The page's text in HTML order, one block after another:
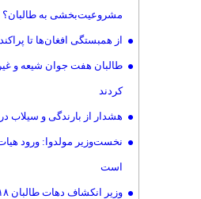
مشروعیت‌بخشی به طالبان؟
از همبستگی افغان‌ها تا
طالبان هفت جوان شیعه و
کردند
هشدار از بارندگی و سیلاب‌
نخست‌وزیر مولدوا: ورود
است